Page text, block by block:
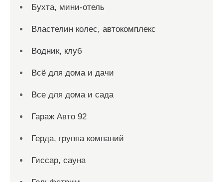
Бухта, мини-отель
Властелин колес, автокомплекс
Водник, клуб
Всё для дома и дачи
Все для дома и сада
Гараж Авто 92
Герда, группа компаний
Гиссар, сауна